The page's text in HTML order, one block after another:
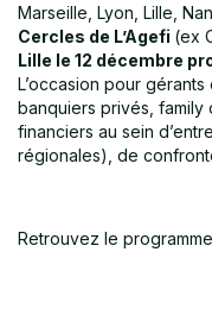
Marseille, Lyon, Lille,
Cercles de L’Agefi (ex
Lille le 12 décembre
L’occasion pour gérants
banquiers privés, family
financiers au sein
régionales), de
Retrouvez le